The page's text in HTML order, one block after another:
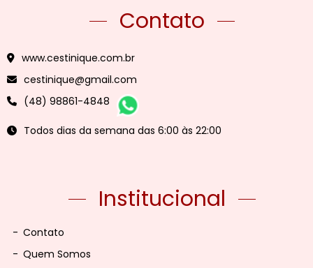
Contato
www.cestinique.com.br
cestinique@gmail.com
(48) 98861-4848
Todos dias da semana das 6:00 às 22:00
Institucional
- Contato
- Quem Somos